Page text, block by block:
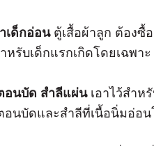
เด็กอ่อนตู้เสื้อผ้าลูก ต้องซื้
หรับเด็กแรกเกิดโดยเฉพา
อนบัด สำลีแผ่นเอาไว้สำห
อนบัดและสำลีที่เนื้อนิ่มอ่อ